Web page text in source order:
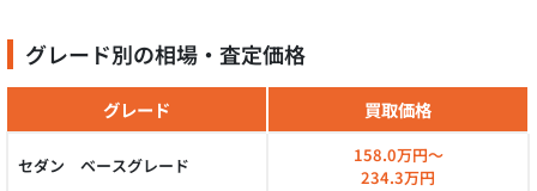
グレード別の相場・査定価格
グレード 買取価格
セダン ベースグレード
158.0万円～
234.3万円